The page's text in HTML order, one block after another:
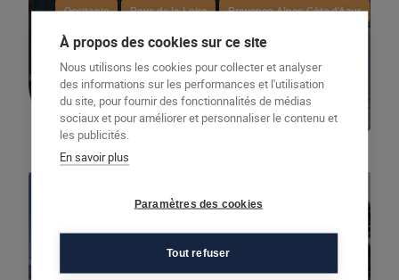
Occitanie Pays de la Loire Provence-Alpes-Côte d'Azur
Montargis
Découvrir
À propos des cookies sur ce site
Nous utilisons les cookies pour collecter et analyser
des informations sur les performances et l'utilisation
du site, pour fournir des fonctionnalités de médias
sociaux et pour améliorer et personnaliser le contenu et
les publicités.
En savoir plus
Paramètres des cookies
Tout refuser